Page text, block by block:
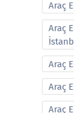
Araç
Araç
Araç
Araç
Araç